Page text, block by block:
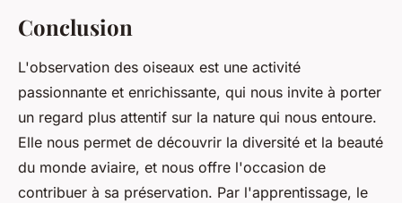
Conclusion
L'observation des oiseaux est une activité
passionnante et enrichissante, qui nous invite à porter
un regard plus attentif sur la nature qui nous entoure.
Elle nous permet de découvrir la diversité et la beauté
du monde aviaire, et nous offre l'occasion de
contribuer à sa préservation. Par l'apprentissage, le